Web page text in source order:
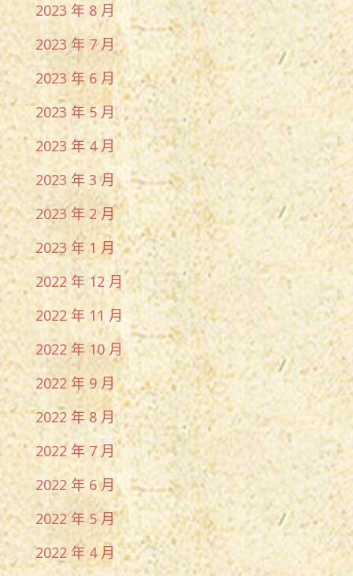
2023 年 8 月
2023 年 7 月
2023 年 6 月
2023 年 5 月
2023 年 4 月
2023 年 3 月
2023 年 2 月
2023 年 1 月
2022 年 12 月
2022 年 11 月
2022 年 10 月
2022 年 9 月
2022 年 8 月
2022 年 7 月
2022 年 6 月
2022 年 5 月
2022 年 4 月